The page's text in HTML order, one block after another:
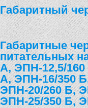
Габаритный
Габаритные
питательных
А, ЭПН-12,5/
А, ЭПН-16/350
ЭПН-20/260 Б,
ЭПН-25/350 Б,